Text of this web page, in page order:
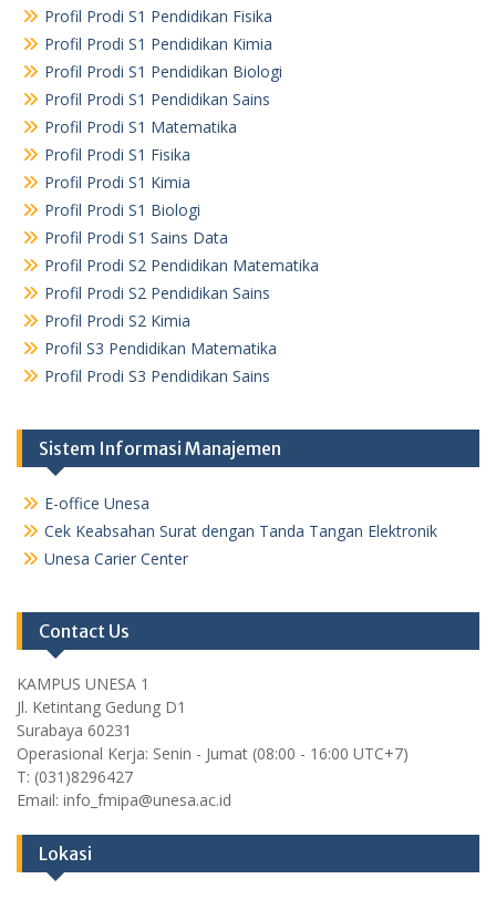
Profil Prodi S1 Pendidikan Fisika
Profil Prodi S1 Pendidikan Kimia
Profil Prodi S1 Pendidikan Biologi
Profil Prodi S1 Pendidikan Sains
Profil Prodi S1 Matematika
Profil Prodi S1 Fisika
Profil Prodi S1 Kimia
Profil Prodi S1 Biologi
Profil Prodi S1 Sains Data
Profil Prodi S2 Pendidikan Matematika
Profil Prodi S2 Pendidikan Sains
Profil Prodi S2 Kimia
Profil S3 Pendidikan Matematika
Profil Prodi S3 Pendidikan Sains
Sistem Informasi Manajemen
E-office Unesa
Cek Keabsahan Surat dengan Tanda Tangan Elektronik
Unesa Carier Center
Contact Us
KAMPUS UNESA 1
Jl. Ketintang Gedung D1
Surabaya 60231
Operasional Kerja: Senin - Jumat (08:00 - 16:00 UTC+7)
T: (031)8296427
Email: info_fmipa@unesa.ac.id
Lokasi